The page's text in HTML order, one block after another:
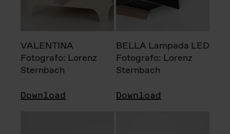
VALENTINA
Fotografo: Lorenz
Sternbach
Download
BELLA Lampada LED
Fotografo: Lorenz
Sternbach
Download